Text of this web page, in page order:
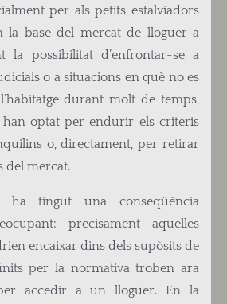
per als petits estalviadors
la base del mercat de lloguer a
la possibilitat d’enfrontar-se a
o a situacions en què no es
durant molt de temps,
optat per endurir els criteris
o, directament, per retirar
del mercat.
ha tingut una conseqüència
precisament aquelles
encaixar dins dels supòsits de
per la normativa troben ara
accedir a un lloguer. En la